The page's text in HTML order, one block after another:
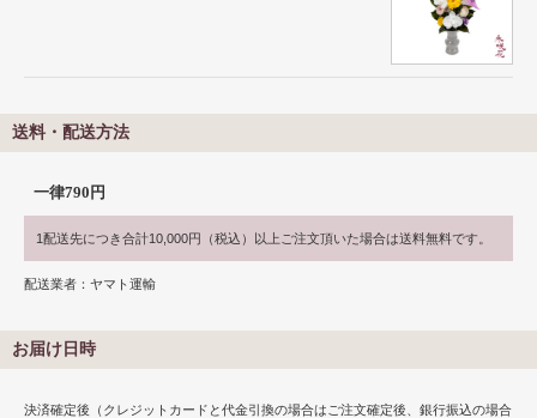
送料・配送方法
一律790円
1配送先につき合計10,000円（税込）以上ご注文頂いた場合は送料無料です。
配送業者：ヤマト運輸
お届け日時
決済確定後（クレジットカードと代金引換の場合はご注文確定後、銀行振込の場合